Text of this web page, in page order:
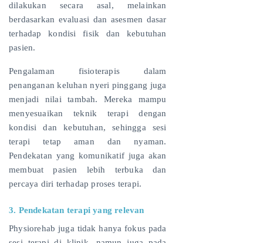
dilakukan secara asal, melainkan
berdasarkan evaluasi dan asesmen dasar
terhadap kondisi fisik dan kebutuhan
pasien.
Pengalaman fisioterapis dalam
penanganan keluhan nyeri pinggang juga
menjadi nilai tambah. Mereka mampu
menyesuaikan teknik terapi dengan
kondisi dan kebutuhan, sehingga sesi
terapi tetap aman dan nyaman.
Pendekatan yang komunikatif juga akan
membuat pasien lebih terbuka dan
percaya diri terhadap proses terapi.
3. Pendekatan terapi yang relevan
Physiorehab juga tidak hanya fokus pada